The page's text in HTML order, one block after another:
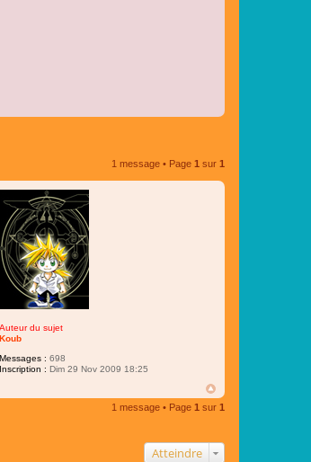
1 message • Page 1 sur 1
Auteur du sujet
Koub
Messages : 698
Inscription : Dim 29 Nov 2009 18:25
1 message • Page 1 sur 1
Atteindre